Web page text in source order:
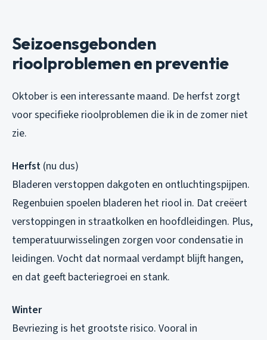
Seizoensgebonden
rioolproblemen en preventie
Oktober is een interessante maand. De herfst zorgt
voor specifieke rioolproblemen die ik in de zomer niet
zie.
Herfst (nu dus)
Bladeren verstoppen dakgoten en ontluchtingspijpen.
Regenbuien spoelen bladeren het riool in. Dat creëert
verstoppingen in straatkolken en hoofdleidingen. Plus,
temperatuurwisselingen zorgen voor condensatie in
leidingen. Vocht dat normaal verdampt blijft hangen,
en dat geeft bacteriegroei en stank.
Winter
Bevriezing is het grootste risico. Vooral in